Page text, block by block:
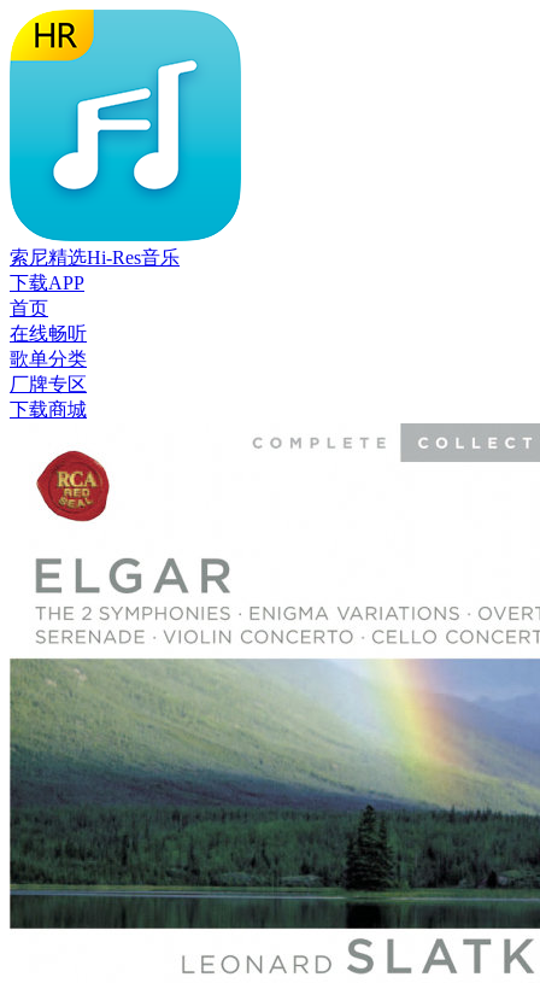
索尼精选Hi-Res音乐
下载APP
首页
在线畅听
歌单分类
厂牌专区
下载商城